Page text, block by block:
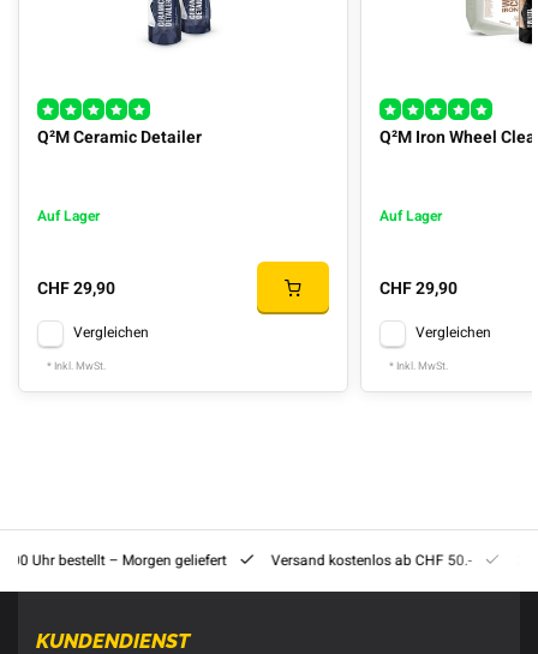
Q²M Ceramic Detailer
Auf Lager
CHF 29,90
Vergleichen
* Inkl. MwSt.
Q²M Iron Wheel
Auf Lager
CHF 29,90
Vergleichen
* Inkl. MwSt.
Uhr bestellt – Morgen geliefert Versand kostenlos ab CHF 50.-
KUNDENDIENST